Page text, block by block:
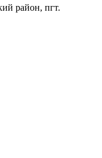
район, пгт.